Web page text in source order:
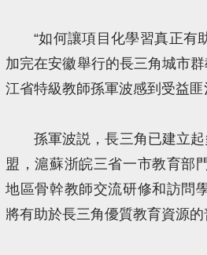
“如何讓項目化學習真正有
加完在安徽舉行的長三角城市
江省特級教師孫軍波感到受益匪
孫軍波説，長三角已建立
盟，滬蘇浙皖三省一市教育部
地區骨幹教師交流研修和訪問
將有助於長三角優質教育資源的